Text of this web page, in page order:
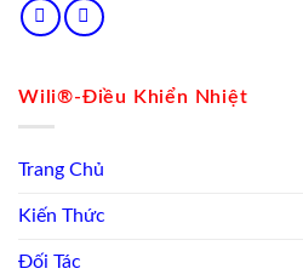
Wili®-Điều Khiển Nhiệt
Trang Chủ
Kiến Thức
Đối Tác